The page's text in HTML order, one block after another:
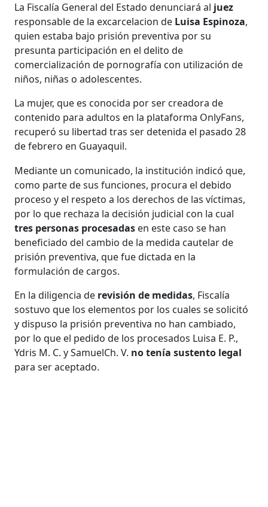
La Fiscalía General del Estado denunciará al juez
responsable de la excarcelacion de Luisa Espinoza,
quien estaba bajo prisión preventiva por su
presunta participación en el delito de
comercialización de pornografía con utilización de
niños, niñas o adolescentes.
La mujer, que es conocida por ser creadora de
contenido para adultos en la plataforma OnlyFans,
recuperó su libertad tras ser detenida el pasado 28
de febrero en Guayaquil.
Mediante un comunicado, la institución indicó que,
como parte de sus funciones, procura el debido
proceso y el respeto a los derechos de las víctimas,
por lo que rechaza la decisión judicial con la cual
tres personas procesadas en este caso se han
beneficiado del cambio de la medida cautelar de
prisión preventiva, que fue dictada en la
formulación de cargos.
En la diligencia de revisión de medidas, Fiscalía
sostuvo que los elementos por los cuales se solicitó
y dispuso la prisión preventiva no han cambiado,
por lo que el pedido de los procesados Luisa E. P.,
Ydris M. C. y SamuelCh. V. no tenía sustento legal
para ser aceptado.